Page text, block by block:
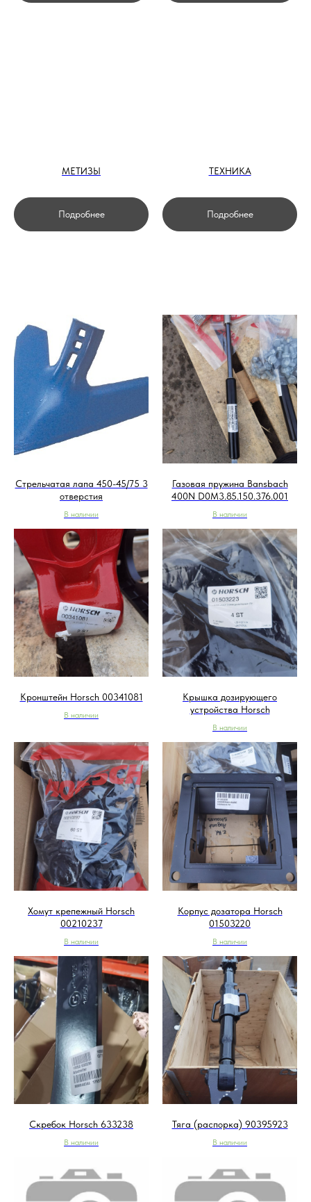
МЕТИЗЫ
Подробнее
ТЕХНИКА
Подробнее
Стрельчатая лапа 450-45/75 3
отверстия
В наличии
Газовая пружина Bansbach
400N D0M3.85.150.376.001
В наличии
Кронштейн Horsch 00341081
В наличии
Крышка дозирующего
устройства Horsch
В наличии
Хомут крепежный Horsch
00210237
В наличии
Корпус дозатора Horsch
01503220
В наличии
Скребок Horsch 633238
В наличии
Тяга (распорка) 90395923
В наличии